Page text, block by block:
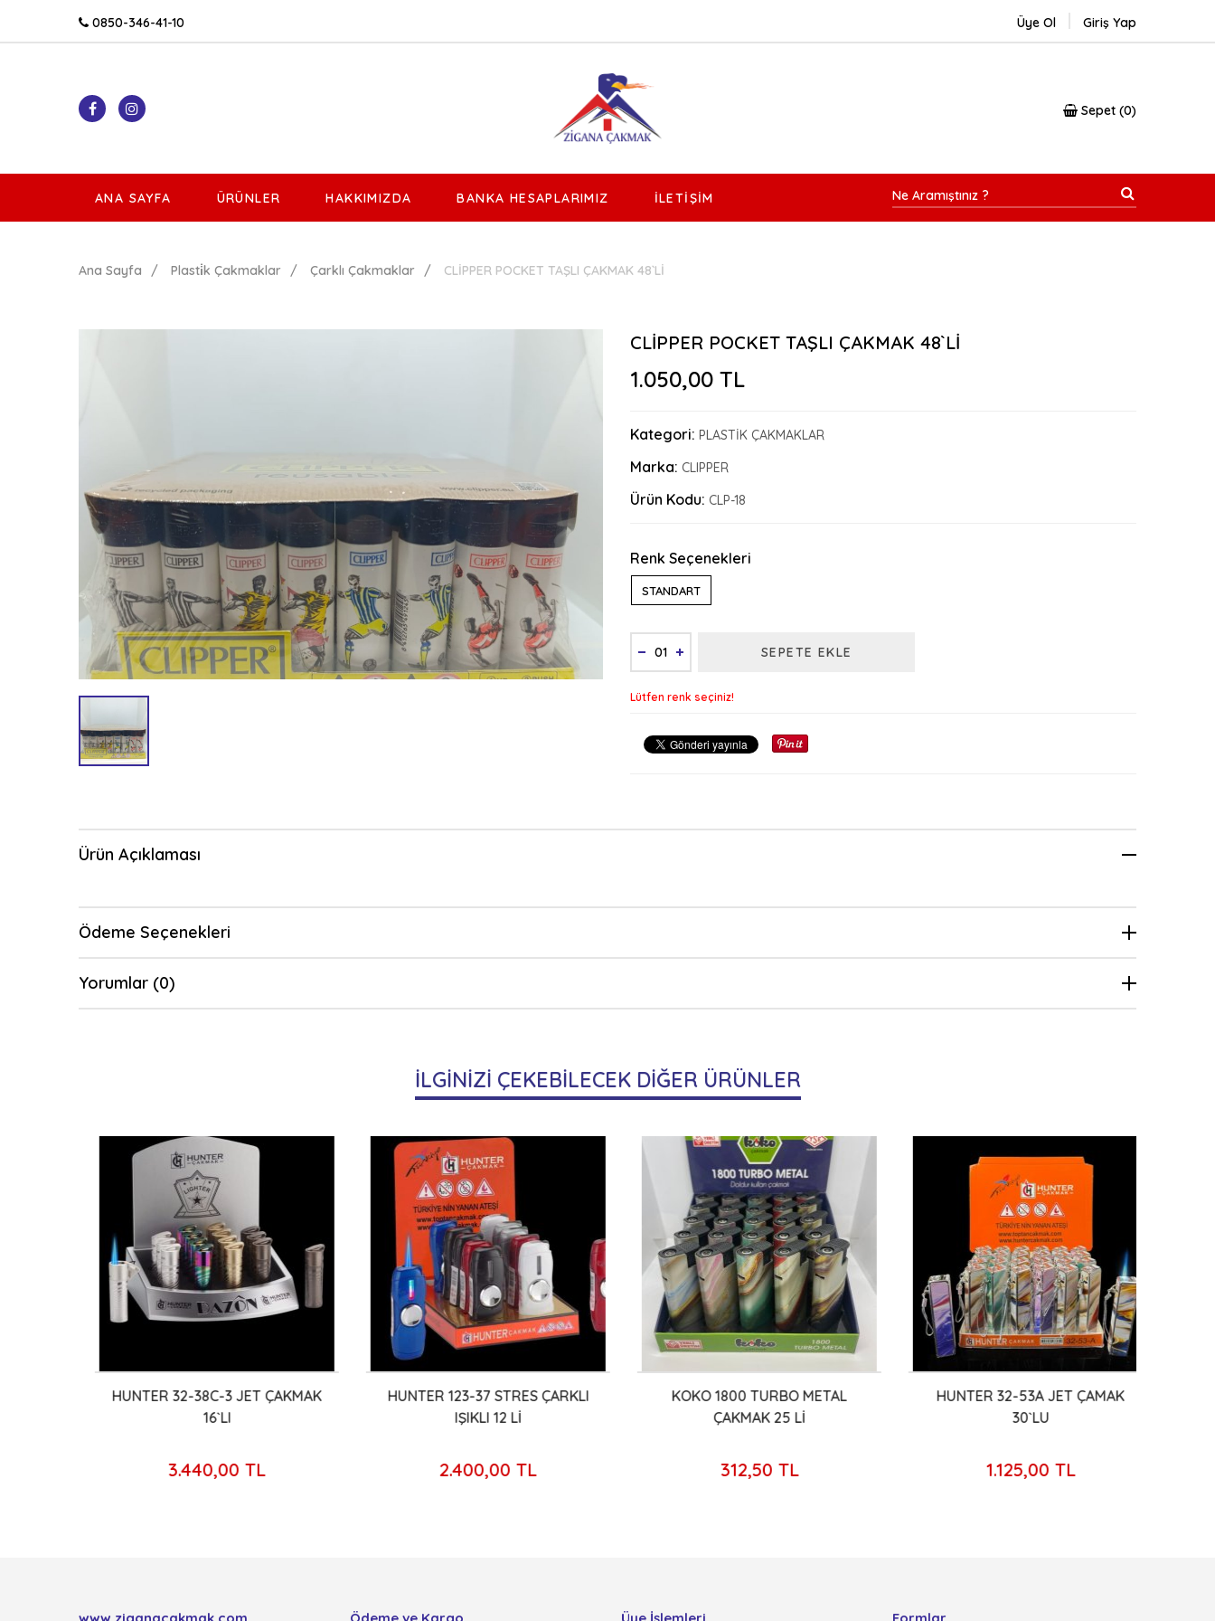
0850-346-41-10 Üye Ol Giriş Yap
Sepet 0
ANA SAYFA ÜRÜNLER HAKKIMIZDA BANKA HESAPLARIMIZ İLETIŞIM
Ana Sayfa Plasti̇k Çakmaklar Çarklı Çakmaklar CLİPPER POCKET TAŞLI ÇAKMAK 48`Lİ
CLİPPER POCKET TAŞLI ÇAKMAK 48`Lİ
1.050,00 TL
Kategori: PLASTİK ÇAKMAKLAR
Marka: CLIPPER
Ürün Kodu: CLP-18
Renk Seçenekleri
STANDART
SEPETE EKLE
Lütfen renk seçiniz!
Ürün Açıklaması
Ödeme Seçenekleri
Yorumlar (0)
İLGİNİZİ ÇEKEBİLECEK DİĞER ÜRÜNLER
HUNTER 32-38C-3 JET ÇAKMAK
16`LI
3.440,00 TL
HUNTER 123-37 STRES ÇARKLI
IŞIKLI 12 Lİ
2.400,00 TL
KOKO 1800 TURBO METAL
ÇAKMAK 25 Lİ
312,50 TL
HUNTER 32-53A JET ÇAMAK
30`LU
1.125,00 TL